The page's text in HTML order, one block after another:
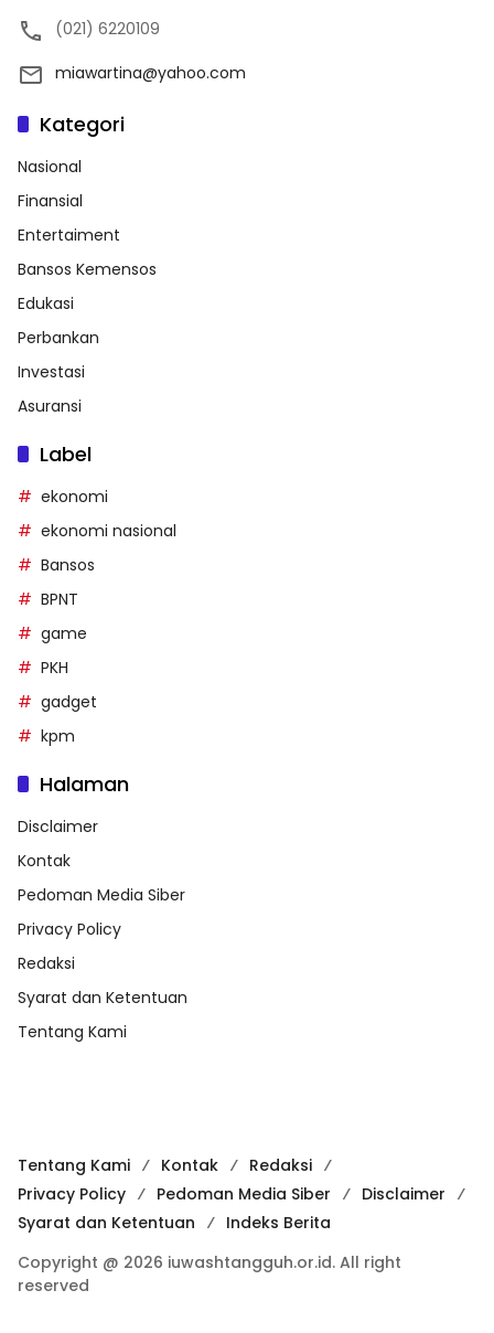
(021) 6220109
miawartina@yahoo.com
Kategori
Nasional
Finansial
Entertaiment
Bansos Kemensos
Edukasi
Perbankan
Investasi
Asuransi
Label
ekonomi
ekonomi nasional
Bansos
BPNT
game
PKH
gadget
kpm
Halaman
Disclaimer
Kontak
Pedoman Media Siber
Privacy Policy
Redaksi
Syarat dan Ketentuan
Tentang Kami
Tentang Kami Kontak
Redaksi
Privacy Policy
Pedoman Media Siber
Disclaimer
Syarat dan Ketentuan
Indeks Berita
Copyright @ 2026 iuwashtangguh.or.id. All right
reserved